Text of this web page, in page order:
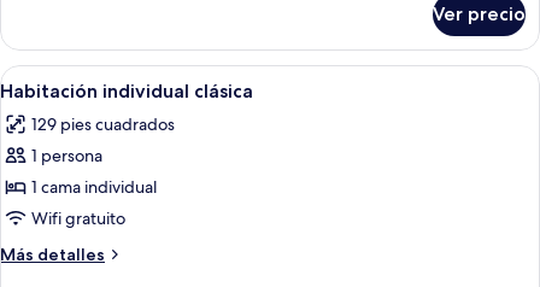
triple
superior
Ver precio
Abrir
todas
las
fotos
de
Habitación
individual
clásica
Habitación de hotel con cama,
4
Habitación individual clásica
129 pies cuadrados
1 persona
1 cama individual
Wifi gratuito
Más detalles
Más